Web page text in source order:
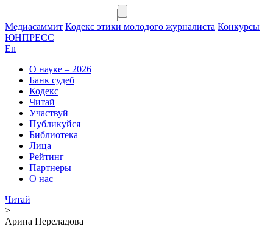
Медиасаммит Кодекс этики молодого журналиста Конкурсы
ЮНПРЕСС
En
О науке – 2026
Банк судеб
Кодекс
Читай
Участвуй
Публикуйся
Библиотека
Лица
Рейтинг
Партнеры
О нас
Читай
>
Арина Переладова